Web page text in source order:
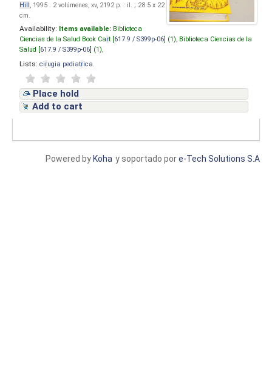
Hill, 1995 . 2 volúmenes, xv, 2192 p. : il. ; 28.5 x 22
cm.
Availability: Items available: Biblioteca
Ciencias de la Salud Book Cart [ 617.9 / S399p-06 ] (1), Biblioteca Ciencias de la
Salud [ 617.9 / S399p-06 ] (1),
Lists: cirugia pediatrica
Place hold
Add to cart
y soportado pore-Tech Solutions S.A
Powered by Koha